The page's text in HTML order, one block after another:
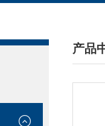
产品
/